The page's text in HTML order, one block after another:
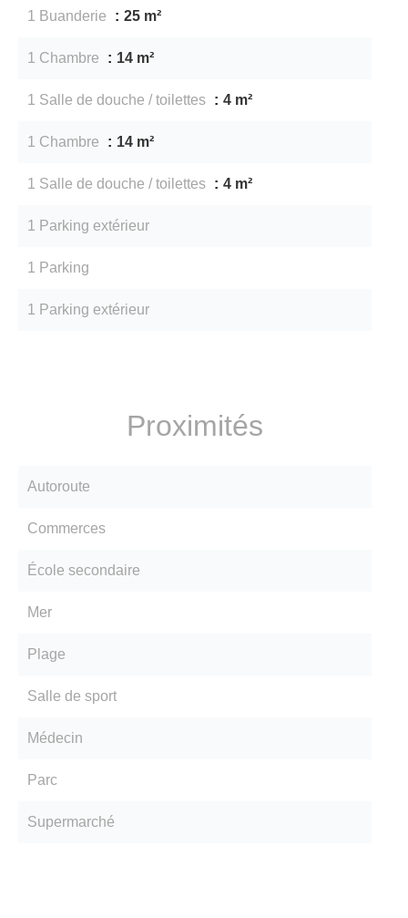
1 Buanderie 25 m²
1 Chambre 14 m²
1 Salle de douche / toilettes 4 m²
1 Chambre 14 m²
1 Salle de douche / toilettes 4 m²
1 Parking extérieur
1 Parking
1 Parking extérieur
Proximités
Autoroute
Commerces
École secondaire
Mer
Plage
Salle de sport
Médecin
Parc
Supermarché